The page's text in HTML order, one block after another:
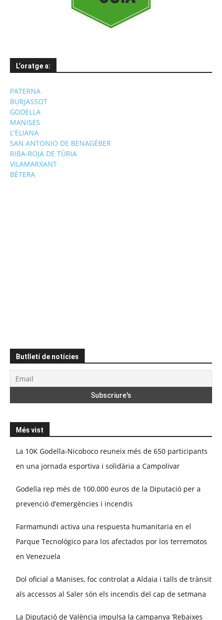
L’oratge a:
PATERNA
BURJASSOT
GODELLA
MANISES
L'ELIANA
SAN ANTONIO DE BENAGÉBER
RIBA-ROJA DE TÚRIA
VILAMARXANT
BÉTERA
Butlletí de notícies
Més vist
La 10K Godella-Nicoboco reuneix més de 650 participants
en una jornada esportiva i solidària a Campolivar
Godella rep més de 100.000 euros de la Diputació per a
prevenció d’emergències i incendis
Farmamundi activa una respuesta humanitaria en el
Parque Tecnológico para los afectados por los terremotos
en Venezuela
Dol oficial a Manises, foc controlat a Aldaia i talls de trànsit
als accessos al Saler són els incendis del cap de setmana
La Diputació de València impulsa la campanya ‘Rebaixes